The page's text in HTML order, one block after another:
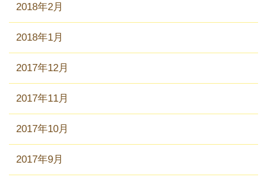
2018年2月
2018年1月
2017年12月
2017年11月
2017年10月
2017年9月